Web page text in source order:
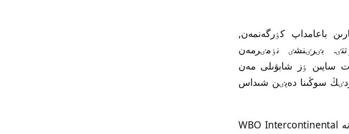
باعامداپ كٶرگەنمەن,
بٸرٸنشٸ نٶمٸرمەن
سايىن ٶز شابۋىلى مەن
سوڭىنا دەيٸن شىداس
WBA Fedelatin جەنە WBO Intercontinental